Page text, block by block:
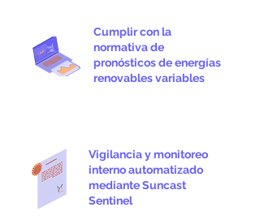
Cumplir con la
normativa de
pronósticos de energías
renovables variables
Vigilancia y monitoreo
interno automatizado
mediante Suncast
Sentinel